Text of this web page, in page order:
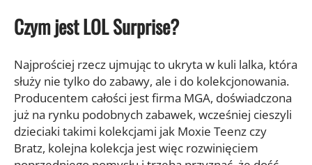
Czym jest LOL Surprise?
Najprościej rzecz ujmując to ukryta w kuli lalka, która
służy nie tylko do zabawy, ale i do kolekcjonowania.
Producentem całości jest firma MGA, doświadczona
już na rynku podobnych zabawek, wcześniej cieszyli
dzieciaki takimi kolekcjami jak Moxie Teenz czy
Bratz, kolejna kolekcja jest więc rozwinięciem